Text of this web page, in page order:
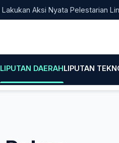
Aksi Nyata Pelestarian
LIPUTAN DAERAHLIPUTAN